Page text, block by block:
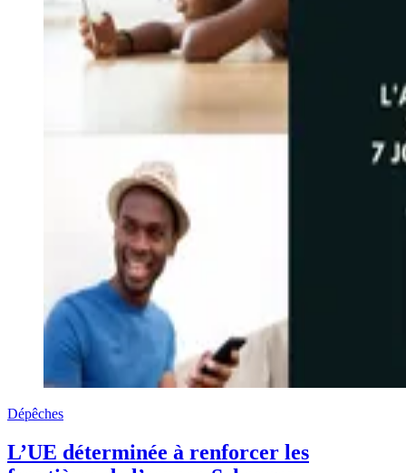
Dépêches
L’UE déterminée à renforcer les